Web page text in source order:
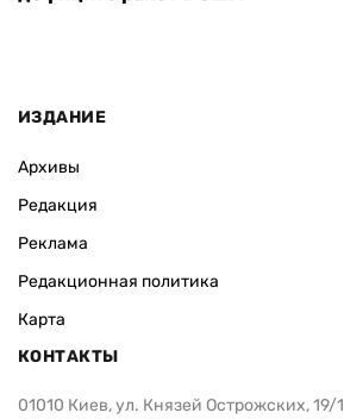
ИЗДАНИЕ
Архивы
Редакция
Реклама
Редакционная политика
Карта
КОНТАКТЫ
01010 Киев, ул. Князей Острожских, 19/1